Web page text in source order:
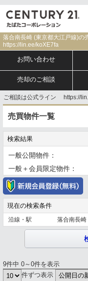
落合南長崎 (東京都大江戸線)
https://lin.ee/koXE7fa
お問い合わせ
売却のご相談
ご相談は公式ライン https://
売買物件一覧
検索結果
一般公開物件：
一般＋会員限定物件：
現在の検索条件
沿線・駅 落合南長
9件中 0～0件を表示
件ずつ表示